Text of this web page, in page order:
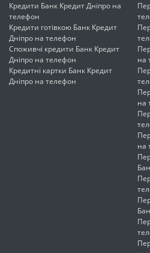
Кредити Банк Кредит Дніпро на
телефон
Кредити готівкою Банк Кредит
Дніпро на телефон
Споживчі кредити Банк Кредит
Дніпро на телефон
Кредитні картки Банк Кредит
Дніпро на телефон
на
на
на